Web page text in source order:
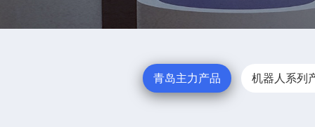
青岛主力产品 机器人系列